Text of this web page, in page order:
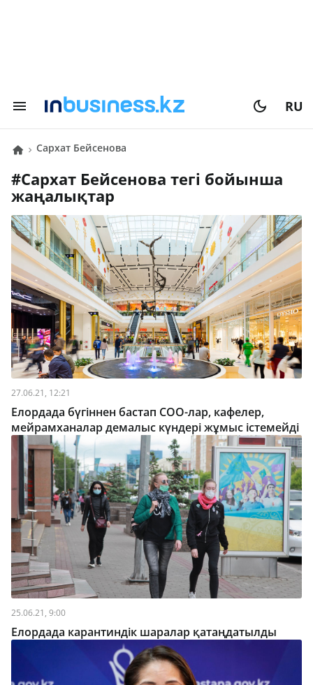
RU
Сархат Бейсенова
# Сархат Бейсенова тегі бойынша
жаңалықтар
27.06.21, 12:21
Елордада бүгіннен бастап СОО-лар, кафелер,
мейрамханалар демалыс күндері жұмыс істемейді
25.06.21, 9:00
Елордада карантиндік шаралар қатаңдатылды